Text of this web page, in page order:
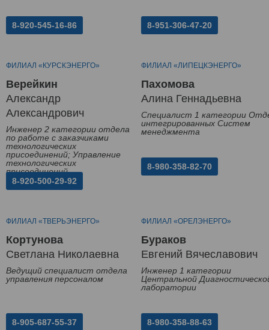
8-920-545-16-86 8-951-306-47-20
ФИЛИАЛ «КУРСКЭНЕРГО»
Верейкин
Александр
Александрович
Инженер 2 категории отдела
по работе с заказчиками
технологических
присоединений; Управление
технологических
присоединений
8-920-500-29-92
ФИЛИАЛ «ЛИПЕЦКЭНЕРГО»
Пахомова
Алина Геннадьевна
Специалист 1 категории
интегрированных Систем
менеджмента
8-980-358-82-70
ФИЛИАЛ «ТВЕРЬЭНЕРГО»
Кортунова
Светлана Николаевна
Ведущий специалист отдела
управления персоналом
8-905-687-55-37
ФИЛИАЛ «ОРЕЛЭНЕРГО»
Бураков
Евгений Вячеславович
Инженер 1 категории
Центральной
лаборатории
8-980-358-88-63